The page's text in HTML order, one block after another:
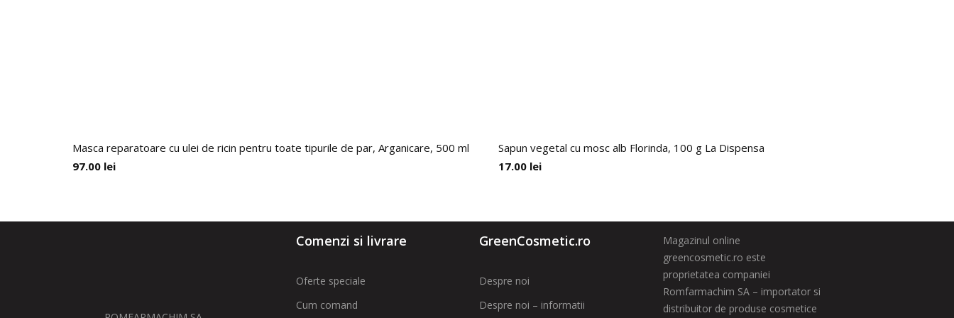
Masca reparatoare cu ulei de ricin pentru toate tipurile de par, Arganicare, 500 ml
97.00 lei
Sapun vegetal cu mosc alb Florinda, 100 g La Dispensa
17.00 lei
Comenzi si livrare
Oferte speciale
Cum comand
GreenCosmetic.ro
Despre noi
Despre noi – informatii
Magazinul online
greencosmetic.ro este
proprietatea companiei
Romfarmachim SA – importator si
distribuitor de produse cosmetice